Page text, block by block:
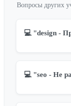
Вопросы других
💻 "design -
💻 "seo - Не